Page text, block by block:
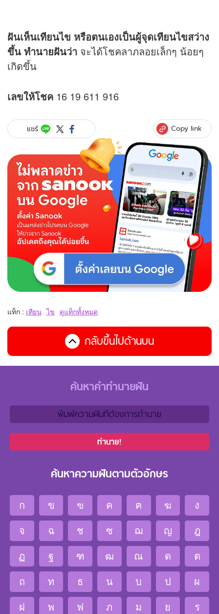
ฝันเห็นเทียนไข หรือตนเองเป็นผู้จุดเทียนไขสว่าง
ขึ้น ทำนายฝันว่า จะได้โชคลาภลอยเล็กๆ น้อยๆ
เกิดขึ้น
เลขให้โชค 16 19 611 916
แชร์ Copy link
แท็ก : เทียน ไข ดูแท็กทั้งหมด
กลับขึ้นไปด้านบน
ค้นหาคำทำนายฝัน
ทำนาย!
ค้นหาความฝันตามตัวอักษร
ก ข ฃ ค ฅ ฆ
ง
จ
ฉ ช ซ ฌ ญ
ฎ
ฏ
ฐ ฑ ฒ ณ ด
ต
ถ
ท ธ น บ ป
ผ
ฝ
พ ฟ ภ ม ย
ร